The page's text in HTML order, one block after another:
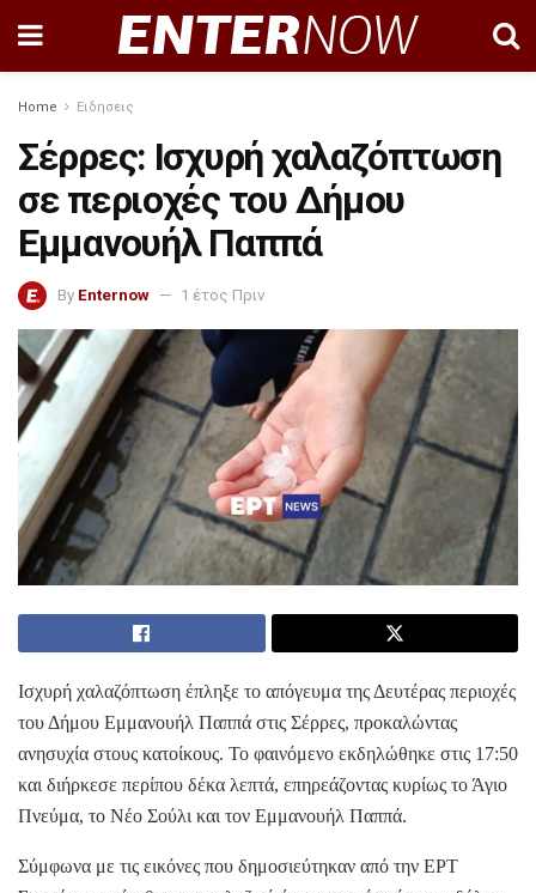
Home Ειδησεις
Σέρρες: Ισχυρή χαλαζόπτωση
σε περιοχές του Δήμου
Εμμανουήλ Παππά
By Enternow 1 έτος Πριν
Ισχυρή χαλαζόπτωση έπληξε το απόγευμα της Δευτέρας περιοχές
του Δήμου Εμμανουήλ Παππά στις Σέρρες, προκαλώντας
ανησυχία στους κατοίκους. Το φαινόμενο εκδηλώθηκε στις 17:50
και διήρκεσε περίπου δέκα λεπτά, επηρεάζοντας κυρίως το Άγιο
Πνεύμα, το Νέο Σούλι και τον Εμμανουήλ Παππά.
Σύμφωνα με τις εικόνες που δημοσιεύτηκαν από την ΕΡΤ